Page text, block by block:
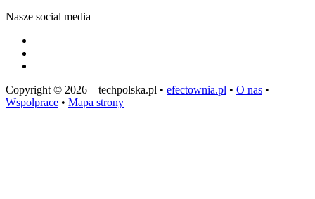
Nasze social media
Copyright © 2026 – techpolska.pl • efectownia.pl • O nas •
Wspolprace • Mapa strony